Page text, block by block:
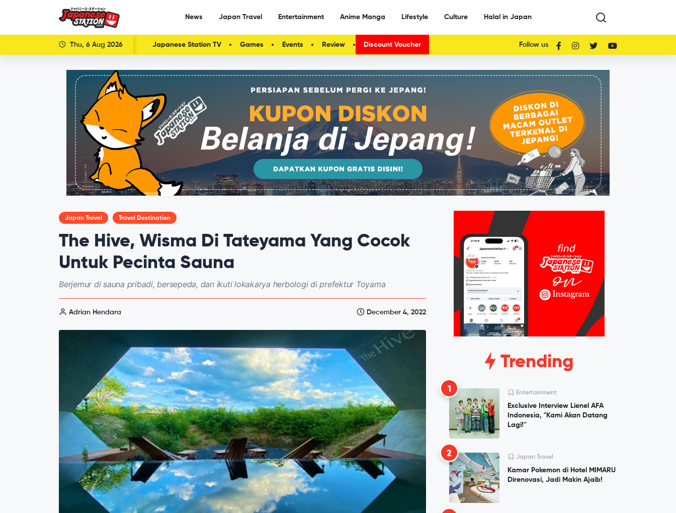
News Japan Travel Entertainment Anime Manga Lifestyle Culture Halal in Japan
Thu, 6 Aug 2026 Japanese Station TV Games Events Review Discount Voucher Follow us
Japan Travel Travel Destination
The Hive, Wisma Di Tateyama Yang Cocok
Untuk Pecinta Sauna
Berjemur di sauna pribadi, bersepeda, dan ikuti lokakarya herbologi di prefektur Toyama
Adrian Hendara December 4, 2022
Trending
1 Entertainment
Exclusive Interview Lienel AFA
Indonesia, "Kami Akan Datang
Lagi!"
2 Japan Travel
Kamar Pokemon di Hotel MIMARU
Direnovasi, Jadi Makin Ajaib!